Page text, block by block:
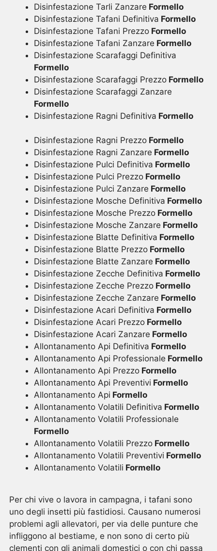
Disinfestazione Tarli Zanzare Formello
Disinfestazione Tafani Definitiva Formello
Disinfestazione Tafani Prezzo Formello
Disinfestazione Tafani Zanzare Formello
Disinfestazione Scarafaggi Definitiva
Formello
Disinfestazione Scarafaggi Prezzo Formello
Disinfestazione Scarafaggi Zanzare
Formello
Disinfestazione Ragni Definitiva Formello
Disinfestazione Ragni Prezzo Formello
Disinfestazione Ragni Zanzare Formello
Disinfestazione Pulci Definitiva Formello
Disinfestazione Pulci Prezzo Formello
Disinfestazione Pulci Zanzare Formello
Disinfestazione Mosche Definitiva Formello
Disinfestazione Mosche Prezzo Formello
Disinfestazione Mosche Zanzare Formello
Disinfestazione Blatte Definitiva Formello
Disinfestazione Blatte Prezzo Formello
Disinfestazione Blatte Zanzare Formello
Disinfestazione Zecche Definitiva Formello
Disinfestazione Zecche Prezzo Formello
Disinfestazione Zecche Zanzare Formello
Disinfestazione Acari Definitiva Formello
Disinfestazione Acari Prezzo Formello
Disinfestazione Acari Zanzare Formello
Allontanamento Api Definitiva Formello
Allontanamento Api Professionale Formello
Allontanamento Api Prezzo Formello
Allontanamento Api Preventivi Formello
Allontanamento Api Formello
Allontanamento Volatili Definitiva Formello
Allontanamento Volatili Professionale
Formello
Allontanamento Volatili Prezzo Formello
Allontanamento Volatili Preventivi Formello
Allontanamento Volatili Formello
Per chi vive o lavora in campagna, i tafani sono
uno degli insetti più fastidiosi. Causano numerosi
problemi agli allevatori, per via delle punture che
infliggono al bestiame, e non sono di certo più
clementi con gli animali domestici o con chi passa